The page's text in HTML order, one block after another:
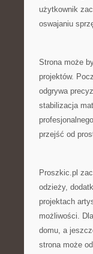
użytkownik
oswajaniu
Strona może
projektów.
odgrywa
stabilizacja
przejść od
Proszkic.pl
odzieży,
projektach
możliwości.
domu, a
strona może